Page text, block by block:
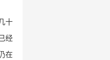
十
经
在